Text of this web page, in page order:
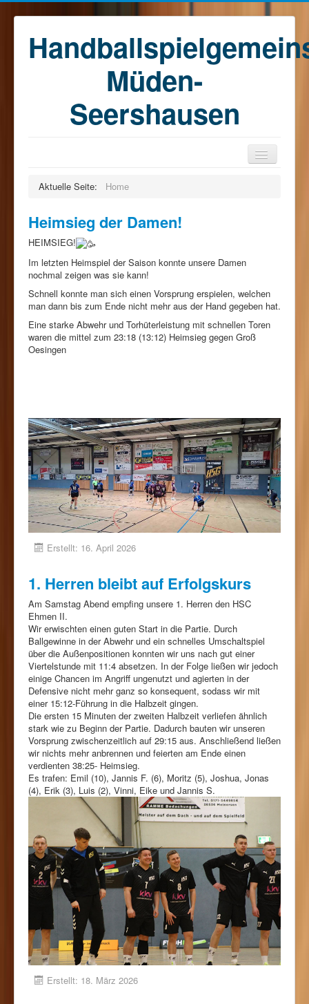
Müden-
Seershausen
Training
Kontakt
Förderkreis
Sponsoren
Aktuelle Seite: Home
Heimsieg der Damen!
HEIMSIEG!
Im letzten Heimspiel der Saison konnte unsere Damen
nochmal zeigen was sie kann!
Schnell konnte man sich einen Vorsprung erspielen, welchen
man dann bis zum Ende nicht mehr aus der Hand gegeben hat.
Eine starke Abwehr und Torhüterleistung mit schnellen Toren
waren die mittel zum 23:18 (13:12) Heimsieg gegen Groß
Oesingen
Erstellt: 16. April 2026
1. Herren bleibt auf Erfolgskurs
Am Samstag Abend empfing unsere 1. Herren den HSC
Ehmen II.
Wir erwischten einen guten Start in die Partie. Durch
Ballgewinne in der Abwehr und ein schnelles Umschaltspiel
über die Außenpositionen konnten wir uns nach gut einer
Viertelstunde mit 11:4 absetzen. In der Folge ließen wir jedoch
einige Chancen im Angriff ungenutzt und agierten in der
Defensive nicht mehr ganz so konsequent, sodass wir mit
einer 15:12-Führung in die Halbzeit gingen.
Die ersten 15 Minuten der zweiten Halbzeit verliefen ähnlich
stark wie zu Beginn der Partie. Dadurch bauten wir unseren
Vorsprung zwischenzeitlich auf 29:15 aus. Anschließend ließen
wir nichts mehr anbrennen und feierten am Ende einen
verdienten 38:25- Heimsieg.
Es trafen: Emil (10), Jannis F. (6), Moritz (5), Joshua, Jonas
(4), Erik (3), Luis (2), Vinni, Eike und Jannis S.
Erstellt: 18. März 2026